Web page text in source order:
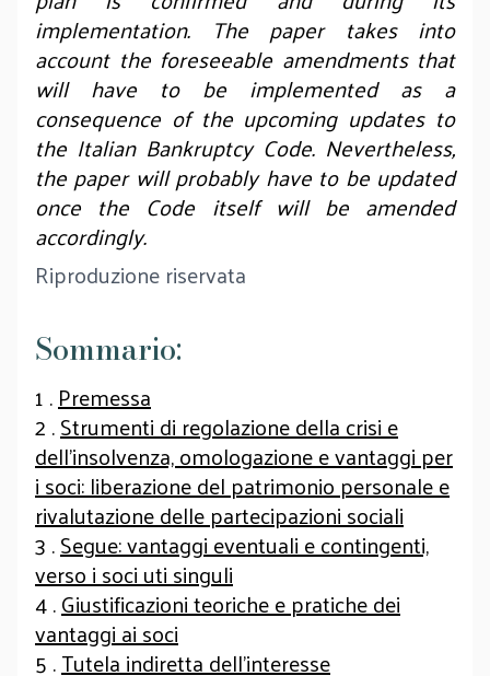
implementation. The paper takes into
account the foreseeable amendments that
will have to be implemented as a
consequence of the upcoming updates to
the Italian Bankruptcy Code. Nevertheless,
the paper will probably have to be updated
once the Code itself will be amended
accordingly.
Riproduzione riservata
Sommario:
1 .Premessa
2 .Strumenti di regolazione della crisi e
dell’insolvenza, omologazione e vantaggi per
i soci: liberazione del patrimonio personale e
rivalutazione delle partecipazioni sociali
3 .Segue: vantaggi eventuali e contingenti,
verso i soci uti singuli
4 .Giustificazioni teoriche e pratiche dei
vantaggi ai soci
5 .Tutela indiretta dell’interesse